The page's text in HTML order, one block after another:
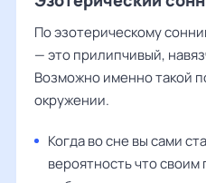
По эзотерическому
— это прилипчивый,
Возможно именно такой
окружении.
Когда во сне вы сами
вероятность что